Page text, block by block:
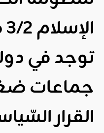
توجد في
جماعات
القرار